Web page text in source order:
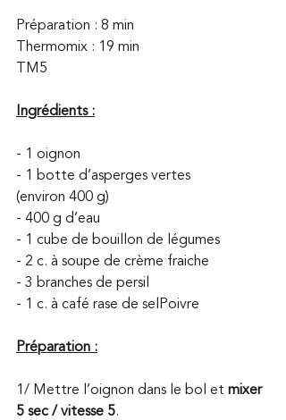
Préparation : 8 min
Thermomix : 19 min
TM5
Ingrédients :
- 1 oignon
- 1 botte d’asperges vertes
(environ 400 g)
- 400 g d’eau
- 1 cube de bouillon de légumes
- 2 c. à soupe de crème fraiche
- 3 branches de persil
- 1 c. à café rase de selPoivre
Préparation :
1/ Mettre l’oignon dans le bol et mixer
5 sec / vitesse 5.